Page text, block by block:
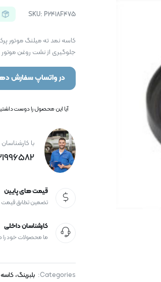
SKU: P2418F475
جلوگیری از نشت روغن موتور
در واتساپ سفارش
آیا این محصول را دوست
با
قیمت های پایین
تضمین تطابق قیمت
کارشناسان داخلی
ما محصولات خود
Categories: بلبرینگ،